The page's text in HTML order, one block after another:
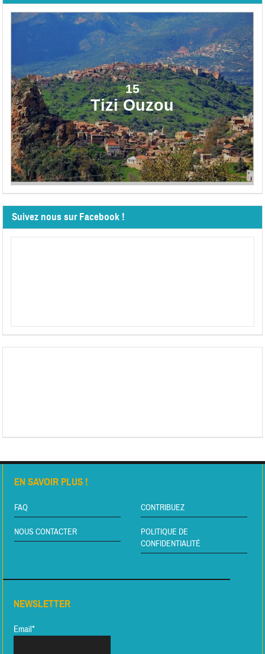
15
Tizi Ouzou
Suivez nous sur Facebook !
EN SAVOIR PLUS !
FAQ CONTRIBUEZ
NOUS CONTACTER
POLITIQUE DE
CONFIDENTIALITÉ
NEWSLETTER
Email*